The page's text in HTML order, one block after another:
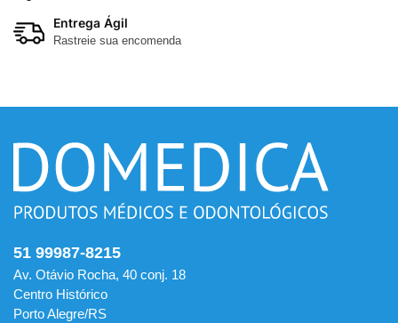
Entrega Ágil
Rastreie sua encomenda
51 99987-8215
Av. Otávio Rocha, 40 conj. 18
Centro Histórico
Porto Alegre/RS